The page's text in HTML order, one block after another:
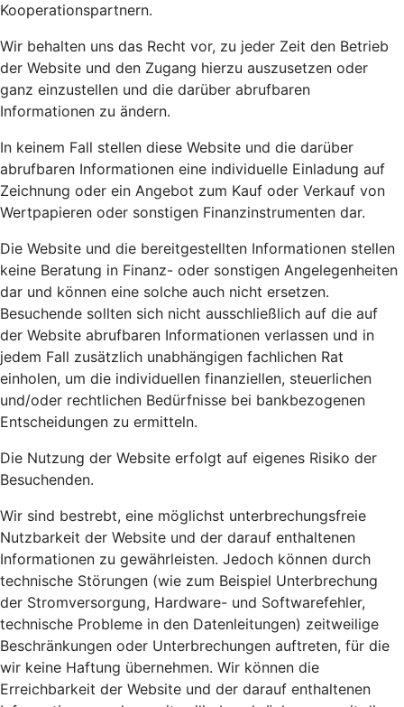
Kooperationspartnern.
Wir behalten uns das Recht vor, zu jeder Zeit den Betrieb
der Website und den Zugang hierzu auszusetzen oder
ganz einzustellen und die darüber abrufbaren
Informationen zu ändern.
In keinem Fall stellen diese Website und die darüber
abrufbaren Informationen eine individuelle Einladung auf
Zeichnung oder ein Angebot zum Kauf oder Verkauf von
Wertpapieren oder sonstigen Finanzinstrumenten dar.
Die Website und die bereitgestellten Informationen stellen
keine Beratung in Finanz- oder sonstigen Angelegenheiten
dar und können eine solche auch nicht ersetzen.
Besuchende sollten sich nicht ausschließlich auf die auf
der Website abrufbaren Informationen verlassen und in
jedem Fall zusätzlich unabhängigen fachlichen Rat
einholen, um die individuellen finanziellen, steuerlichen
und/oder rechtlichen Bedürfnisse bei bankbezogenen
Entscheidungen zu ermitteln.
Die Nutzung der Website erfolgt auf eigenes Risiko der
Besuchenden.
Wir sind bestrebt, eine möglichst unterbrechungsfreie
Nutzbarkeit der Website und der darauf enthaltenen
Informationen zu gewährleisten. Jedoch können durch
technische Störungen (wie zum Beispiel Unterbrechung
der Stromversorgung, Hardware- und Softwarefehler,
technische Probleme in den Datenleitungen) zeitweilige
Beschränkungen oder Unterbrechungen auftreten, für die
wir keine Haftung übernehmen. Wir können die
Erreichbarkeit der Website und der darauf enthaltenen